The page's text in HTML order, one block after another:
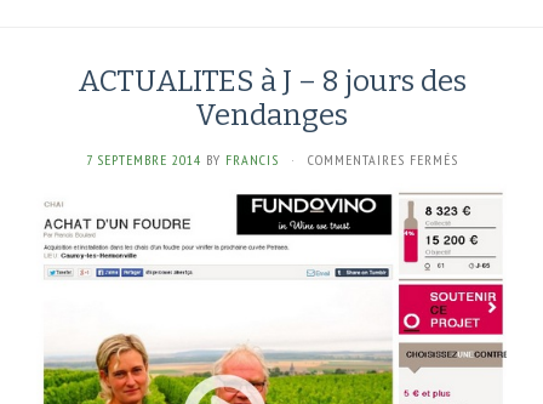
ACTUALITES à J – 8 jours des
Vendanges
7 SEPTEMBRE 2014 BY FRANCIS · COMMENTAIRES FERMÉSSUR
À
J
–
JOURS
DES
VENDANGES